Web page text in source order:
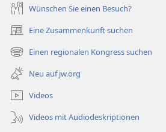
Wünschen Sie einen Besuch?
Eine Zusammenkunft suchen
(öffnet
neues
Fenster)
Einen regionalen Kongress suchen
(öffnet
neues
Fenster)
Neu auf jw.org
Videos
Videos mit Audiodeskriptionen